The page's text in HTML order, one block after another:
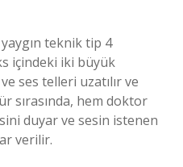
teknik tip 4
içindeki iki büyük
ses telleri uzatılır ve
sırasında, hem doktor
duyar ve sesin istenen
verilir.